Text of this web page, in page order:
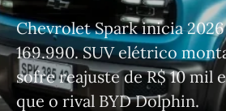
Chevrolet Spark inicia
169.990. SUV elétrico
sofre reajuste de R$ 10 mil
que o rival BYD Dolphin.